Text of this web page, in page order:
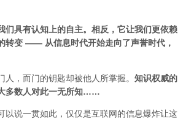
们具有认知上的自主。相反，它让我们更依赖
的转变 —— 从信息时代开始走向了声誉时代，
，而门的钥匙却被他人所掌握。 知识权威的
多数人对此一无所知……
说一贯如此，仅仅是互联网的信息爆炸让这